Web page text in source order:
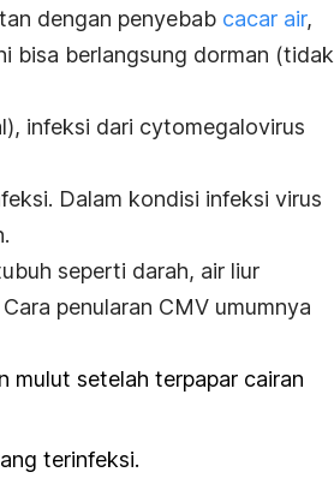
dengan penyebab cacar air,
bisa berlangsung dorman (tidak
infeksi dari cytomegalovirus
Dalam kondisi infeksi virus
seperti darah, air liur
penularan CMV umumnya
mulut setelah terpapar cairan
terinfeksi.